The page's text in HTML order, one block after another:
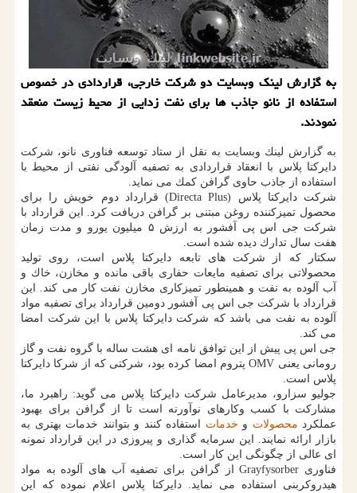
به گزارش لینك وبسایت دو شركت خارجی، قراردادی در خصوص
استفاده از نانو جاذب ها برای نفت زدایی از محیط زیست منعقد
نمودند.
به گزارش لینك وبسایت به نقل از ستاد توسعه فناوری نانو، شركت
دایركتا پلاس با انعقاد قراردادی به تصفیه آلودگی نفتی از محیط با
استفاده از جاذب حاوی گرافن كمك می نماید.
شركت دایركتا پلاس (Directa Plus) قرارداد دوم خویش را برای
محصول تمیزكننده روغن مبتنی بر گرافن دریافت كرد. این قرارداد با
شركت جی اس پی آفشور به ارزش ۵ میلیون یورو و مدت زمان
هفت سال تدارك دیده شده است.
سكتار كه از شركت های تابعه دایركتا پلاس است، روی تولید
محصولاتی برای تصفیه مایعات حفاری باقی مانده و مخازن، خاك و
آب آلوده به نفت و همینطور تمیزكاری مخازن نفت كار می كند. این
قرارداد با شركت جی اس پی آفشور دومین قرارداد برای تصفیه مواد
آلوده به نفت می باشد كه شركت دایركتا پلاس با این شركت امضا
می كند.
جی اس پی پیش از این توافق نامه ای هشت ساله با گروه نفت و گاز
رومانی یعنی OMV پتروم امضا كرده بود، شركتی كه از شركا دایركتا
پلاس است.
جولیو سزارو، مدیرعامل شركت دایركتا پلاس می گوید: راهبرد ما،
مشاركت با كسب وكارهای نوآورنه است تا از گرافن برای بهبود
عملكرد محصولات و خدمات استفاده كنند و بتوانند خدمات بهتری به
بازار ارائه نمایند. این سرمایه گذاری و پیروزی در این قرارداد نمونه
ای عالی از چگونگی این كار است.
فناوری Grayfysorber از گرافن برای تصفیه آب های آلوده به مواد
هیدروكربنی استفاده می نماید. دایركتا پلاس اعلام نموده كه این